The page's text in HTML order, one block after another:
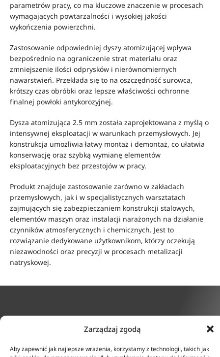
Zarządzaj zgodą
Aby zapewnić jak najlepsze wrażenia, korzystamy z technologii, takich jak
parametrów pracy, co ma kluczowe znaczenie w procesach
wymagających powtarzalności i wysokiej jakości
wykończenia powierzchni.
Zastosowanie odpowiedniej dyszy atomizującej wpływa
bezpośrednio na ograniczenie strat materiału oraz
zmniejszenie ilości odprysków i nierównomiernych
nawarstwień. Przekłada się to na oszczędność surowca,
krótszy czas obróbki oraz lepsze właściwości ochronne
finalnej powłoki antykorozyjnej.
Dysza atomizująca 2.5 mm została zaprojektowana z myślą o
intensywnej eksploatacji w warunkach przemysłowych. Jej
konstrukcja umożliwia łatwy montaż i demontaż, co ułatwia
konserwację oraz szybką wymianę elementów
eksploatacyjnych bez przestojów w pracy.
Produkt znajduje zastosowanie zarówno w zakładach
przemysłowych, jak i w specjalistycznych warsztatach
zajmujących się zabezpieczaniem konstrukcji stalowych,
elementów maszyn oraz instalacji narażonych na działanie
czynników atmosferycznych i chemicznych. Jest to
rozwiązanie dedykowane użytkownikom, którzy oczekują
niezawodności oraz precyzji w procesach metalizacji
natryskowej.
Gdańsk
Regulamin